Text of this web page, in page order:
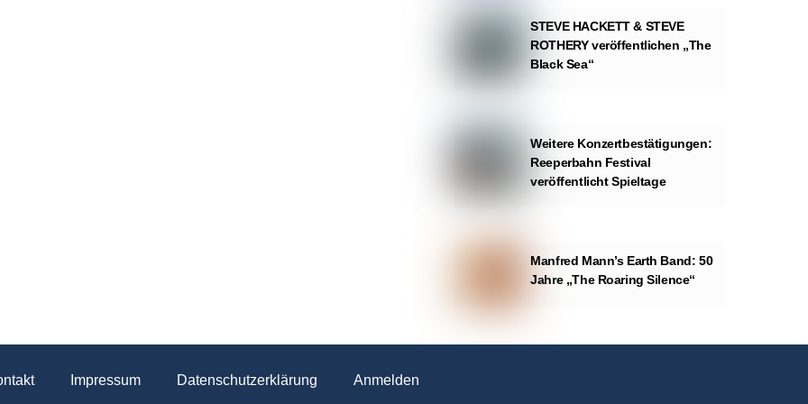
STEVE HACKETT & STEVE
ROTHERY veröffentlichen „The
Black Sea“
Weitere Konzertbestätigungen:
Reeperbahn Festival
veröffentlicht Spieltage
Manfred Mann’s Earth Band: 50
Jahre „The Roaring Silence“
Impressum Datenschutzerklärung Anmelden